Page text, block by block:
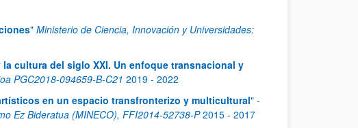
" Ministerio de Ciencia, Innovación y Universidades:
cultura del siglo XXI. Un enfoque transnacional y
PGC2018-094659-B-C21 2019 - 2022
en un espacio transfronterizo y multicultural" -
Ez Bideratua (MINECO), FFI2014-52738-P 2015 - 2017